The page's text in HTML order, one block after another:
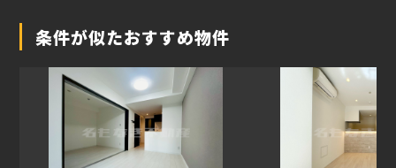
条件が似たおすすめ物件